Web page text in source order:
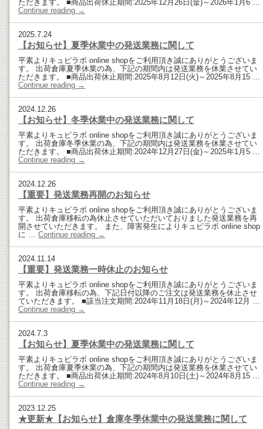
ただきます。 ■商品出荷休止期間:2025年12月26日(金)～2026年1月6 …
Continue reading →
2025.7.24
【お知らせ】夏季休業中の発送業務に関して
平素よりキュピラボ online shopをご利用頂き誠にありがとうございま
す。 出荷倉庫夏季休業の為、下記の期間内は発送業務を休業させてい
ただきます。 ■商品出荷休止期間:2025年8月12日(火)～2025年8月15 …
Continue reading →
2024.12.26
【お知らせ】冬季休業中の発送業務に関して
平素よりキュピラボ online shopをご利用頂き誠にありがとうございま
す。 出荷倉庫冬季休業の為、下記の期間内は発送業務を休業させてい
ただきます。 ■商品出荷休止期間:2024年12月27日(金)～2025年1月5 …
Continue reading →
2024.12.26
【重要】発送業務再開のお知らせ
平素よりキュピラボ online shopをご利用頂き誠にありがとうございま
す。 出荷倉庫移転の為休止させていただいておりました発送業務を再
開させていただきます。 また、障害発生によりキュピラボ online shop
に … Continue reading →
2024.11.14
【重要】発送業務一時休止のお知らせ
平素よりキュピラボ online shopをご利用頂き誠にありがとうございま
す。 出荷倉庫移転の為、下記日付以降のご注文は発送業務を休止させ
ていただきます。 ■該当注文期間:2024年11月18日(月)～2024年12月 …
Continue reading →
2024.7.3
【お知らせ】夏季休業中の発送業務に関して
平素よりキュピラボ online shopをご利用頂き誠にありがとうございま
す。 出荷倉庫夏季休業の為、下記の期間内は発送業務を休業させてい
ただきます。 ■商品出荷休止期間:2024年8月10日(土)～2024年8月15 …
Continue reading →
2023.12.25
★更新★【お知らせ】倉庫冬季休業中の発送業務に関して